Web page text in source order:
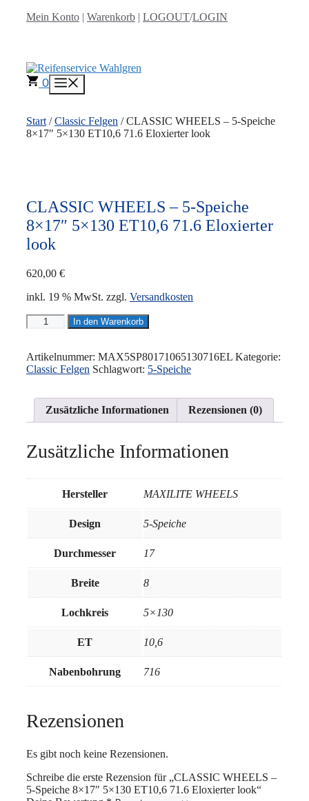
Mein Konto | Warenkorb | LOGOUT/LOGIN
0
Start /Classic Felgen / CLASSIC WHEELS – 5-Speiche
8×17″ 5×130 ET10,6 71.6 Eloxierter look
CLASSIC WHEELS – 5-Speiche
8×17″ 5×130 ET10,6 71.6 Eloxierter
look
620,00 €
inkl. 19 % MwSt. zzgl. Versandkosten
CLASSIC
WHEELS
5-
Speiche
ET10,6
71.6
look
Menge
In den Warenkorb
Artikelnummer: MAX5SP80171065130716EL Kategorie:
Classic Felgen Schlagwort: 5-Speiche
Zusätzliche Informationen Rezensionen (0)
Zusätzliche Informationen
Hersteller MAXILITE WHEELS
Design 5-Speiche
Durchmesser 17
Breite 8
Lochkreis 5×130
ET 10,6
Nabenbohrung 716
Rezensionen
Es gibt noch keine Rezensionen.
Schreibe die erste Rezension für „CLASSIC WHEELS –
5-Speiche 8×17″ 5×130 ET10,6 71.6 Eloxierter look“